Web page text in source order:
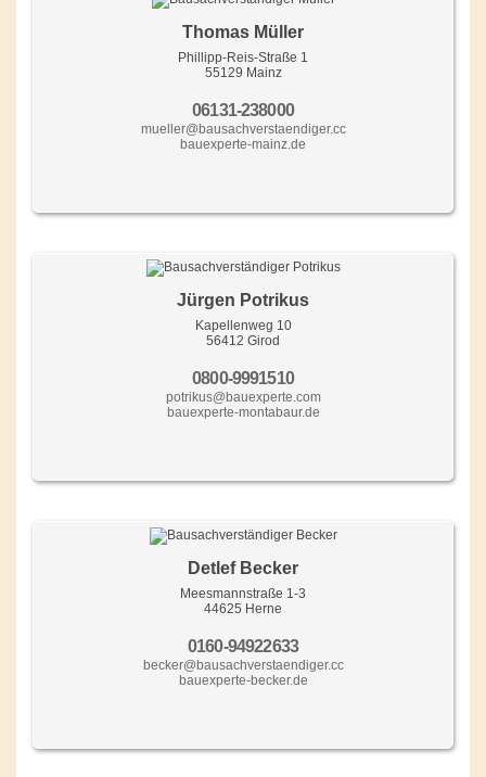
Thomas Müller
Phillipp-Reis-Straße 1
55129 Mainz
06131-238000
mueller@bausachverstaendiger.cc
bauexperte-mainz.de
Jürgen Potrikus
Kapellenweg 10
56412 Girod
0800-9991510
potrikus@bauexperte.com
bauexperte-montabaur.de
Detlef Becker
Meesmannstraße 1-3
44625 Herne
0160-94922633
becker@bausachverstaendiger.cc
bauexperte-becker.de